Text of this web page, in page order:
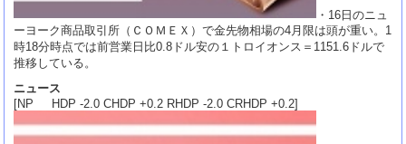
・16日のニュ
ーヨーク商品取引所（ＣＯＭＥＸ）で金先物相場の4月限は頭が重い。1
時18分時点では前営業日比0.8ドル安の１トロイオンス＝1151.6ドルで
推移している。
ニュース
[NP HDP -2.0 CHDP +0.2 RHDP -2.0 CRHDP +0.2]